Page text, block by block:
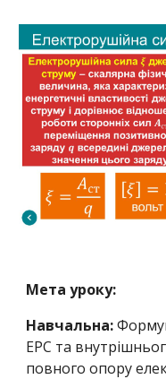
Мета уроку:
Навчальна:
ЕРС та
повного опору